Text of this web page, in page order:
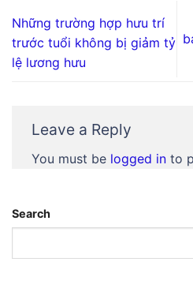
Những trường hợp hưu trí
trước tuổi không bị giảm tỷ
lệ lương hưu
Leave a Reply
You must be logged in to
Search